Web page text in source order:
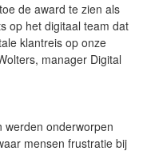
de award te zien als
op het digitaal team dat
klantreis op onze
manager Digital
werden onderworpen
mensen frustratie bij